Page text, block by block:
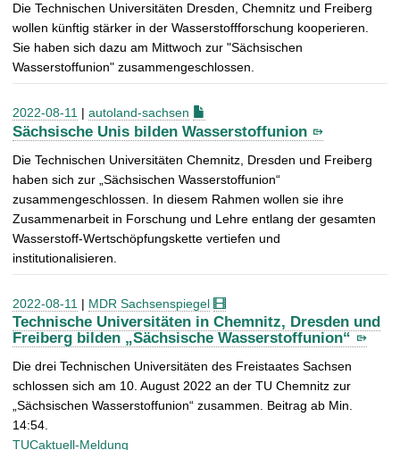
Die Technischen Universitäten Dresden, Chemnitz und Freiberg
wollen künftig stärker in der Wasserstoffforschung kooperieren.
Sie haben sich dazu am Mittwoch zur "Sächsischen
Wasserstoffunion" zusammengeschlossen.
2022-08-11 | autoland-sachsen
Sächsische Unis bilden Wasserstoffunion
Die Technischen Universitäten Chemnitz, Dresden und Freiberg
haben sich zur „Sächsischen Wasserstoffunion“
zusammengeschlossen. In diesem Rahmen wollen sie ihre
Zusammenarbeit in Forschung und Lehre entlang der gesamten
Wasserstoff-Wertschöpfungskette vertiefen und
institutionalisieren.
2022-08-11 | MDR Sachsenspiegel
Technische Universitäten in Chemnitz, Dresden und
Freiberg bilden „Sächsische Wasserstoffunion“
Die drei Technischen Universitäten des Freistaates Sachsen
schlossen sich am 10. August 2022 an der TU Chemnitz zur
„Sächsischen Wasserstoffunion“ zusammen. Beitrag ab Min.
14:54.
TUCaktuell-Meldung